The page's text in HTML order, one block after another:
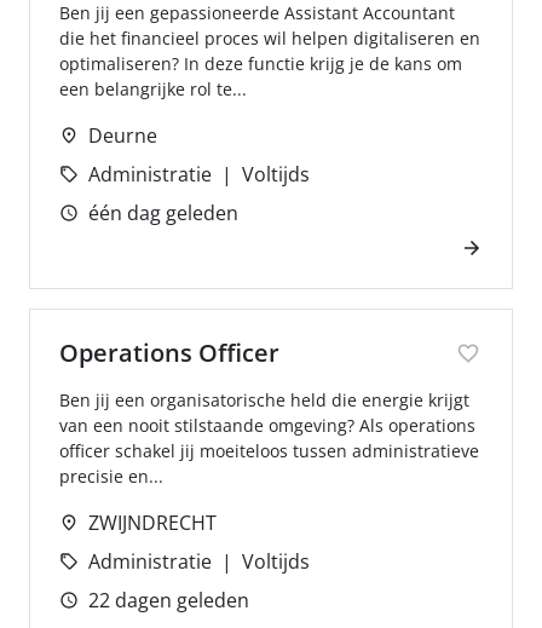
Ben jij een gepassioneerde Assistant Accountant
die het financieel proces wil helpen digitaliseren en
optimaliseren? In deze functie krijg je de kans om
een belangrijke rol te...
Deurne
Administratie
Voltijds
één dag geleden
Operations Officer
Ben jij een organisatorische held die energie krijgt
van een nooit stilstaande omgeving? Als operations
officer schakel jij moeiteloos tussen administratieve
precisie en...
ZWIJNDRECHT
Administratie
Voltijds
22 dagen geleden